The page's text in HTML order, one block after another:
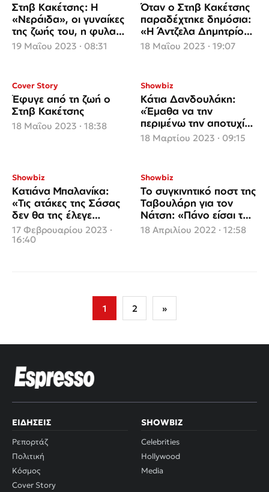
Στηβ Κακέτσης: Η
«Νεράιδα», οι γυναίκες
της ζωής του, η φυλακή
και το παράπονό του
19 Μαΐου 2023 · 08:31
Όταν ο Στηβ Κακέτσης
παραδέχτηκε δημόσια:
«Η Άντζελα Δημητρίου
είναι ο λόγος που
18 Μαΐου 2023 · 19:07
Cover Story
Έφυγε από τη ζωή ο
Στηβ Κακέτσης
18 Μαΐου 2023 · 18:38
Showbiz
Κάτια Δανδουλάκη:
«Έμαθα να την
περιμένω την αποτυχία
και να μη με σοκάρει»
18 Μαρτίου 2023 · 09:15
Showbiz
Κατιάνα Μπαλανίκα:
«Τις ατάκες της Σάσας
δεν θα της έλεγε
εύκολα μια γυναίκα»
17 Φεβρουαρίου 2023 ·
16:40
Showbiz
Το συγκινητικό ποστ της
Ταβουλάρη για τον
Νάτση: «Πάνο είσαι το
αιώνιο παιδί που θα
μας λείπει για πάντα»
18 Απριλίου 2022 · 12:58
Σελιδοποίηση
1 2 »
ΕΙΔΉΣΕΙΣ
Ρεπορτάζ
Πολιτική
Κόσμος
Cover Story
SHOWBIZ
Celebrities
Hollywood
Media